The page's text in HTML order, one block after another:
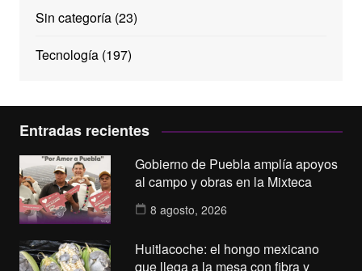
Sin categoría(23)
Tecnología(197)
Entradas recientes
Gobierno de Puebla amplía apoyos
al campo y obras en la Mixteca
8 agosto, 2026
Huitlacoche: el hongo mexicano
que llega a la mesa con fibra y